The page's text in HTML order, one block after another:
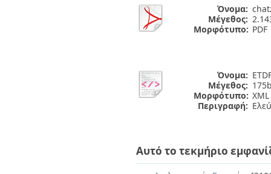
Όνομα:
Μέγεθος:
Μορφότυπο: PDF
Όνομα:
Μέγεθος:
Μορφότυπο: XML
Περιγραφή:
Αυτό το τεκμήριο